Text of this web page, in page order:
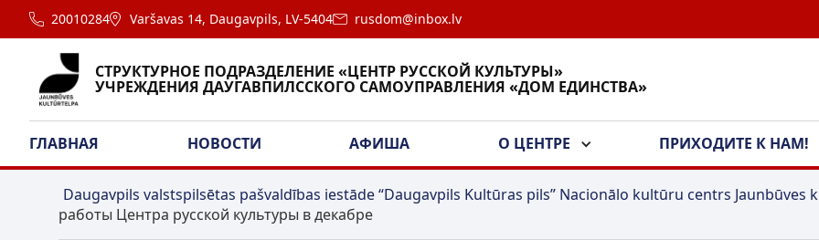
20010284 Varšavas 14, Daugavpils, LV-5404 rusdom@inbox.lv
СТРУКТУРНОЕ ПОДРАЗДЕЛЕНИЕ «ЦЕНТР РУССКОЙ КУЛЬТУРЫ»
УЧРЕЖДЕНИЯ ДАУГАВПИЛССКОГО САМОУПРАВЛЕНИЯ «ДОМ ЕДИНСТВА»
ГЛАВНАЯ НОВОСТИ АФИША О ЦЕНТРЕ ПРИХОДИТЕ К НАМ!
Daugavpils valstspilsētas pašvaldības iestāde “Daugavpils Kultūras pils” Nacionālo kultūru centrs Jaunbūves
работы Центра русской культуры в декабре